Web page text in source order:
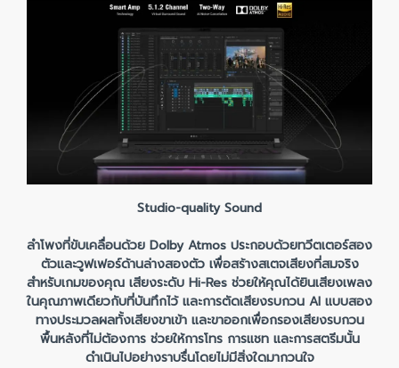
Studio-quality Sound
ลำโพงที่ขับเคลื่อนด้วย Dolby Atmos ประกอบด้วยทวีตเตอร์สอง
ตัวและวูฟเฟอร์ด้านล่างสองตัว เพื่อสร้างสเตจเสียงที่สมจริง
สำหรับเกมของคุณ เสียงระดับ Hi-Res ช่วยให้คุณได้ยินเสียงเพลง
ในคุณภาพเดียวกับที่บันทึกไว้ และการตัดเสียงรบกวน AI แบบสอง
ทางประมวลผลทั้งเสียงขาเข้า และขาออกเพื่อกรองเสียงรบกวน
พื้นหลังที่ไม่ต้องการ ช่วยให้การโทร การแชท และการสตรีมนั้น
ดำเนินไปอย่างราบรื่นโดยไม่มีสิ่งใดมากวนใจ